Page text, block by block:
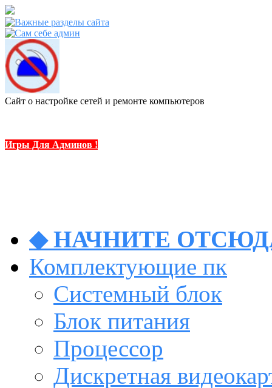
Сайт о настройке сетей и ремонте компьютеров
Игры Для Админов !
◆ НАЧНИТЕ
Комплектующие пк
Системный блок
Блок питания
Процессор
Дискретная